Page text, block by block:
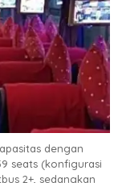
dengan
seats (konfigurasi
2+, sedangkan